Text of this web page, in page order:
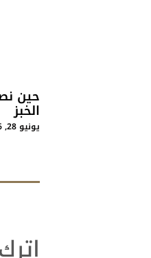
حين
الخبز
يونيو 28, 2026